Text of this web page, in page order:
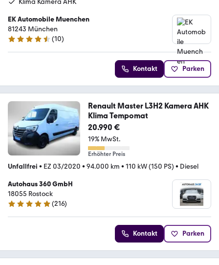
EK Automobile Muenchen
81243 München
4.7 Sterne
(10)
Kontakt Parken
Renault Master L3H2 Kamera AHK
Klima Tempomat
20.990 €
19% MwSt.
Erhöhter Preis
Unfallfrei • EZ 03/2020 • 94.000 km • 110 kW (150 PS) • Diesel
Autohaus 360 GmbH
18055 Rostock
5 Sterne
(216)
Kontakt Parken